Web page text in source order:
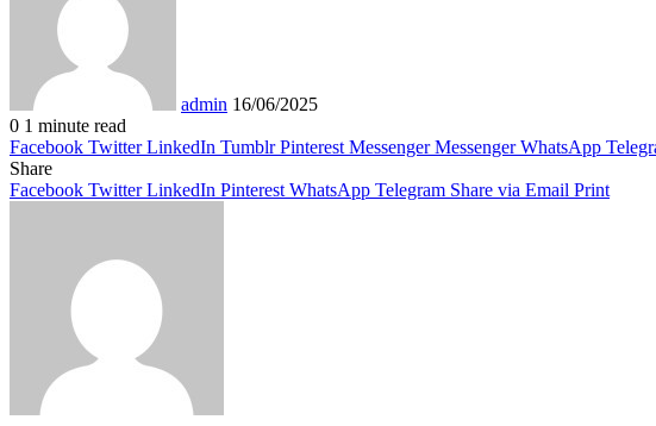
admin 16/06/2025
0 1 minute read
Facebook Twitter LinkedIn Tumblr Pinterest Messenger Messenger WhatsApp
Share
Facebook Twitter LinkedIn Pinterest WhatsApp Telegram Share via Email Print